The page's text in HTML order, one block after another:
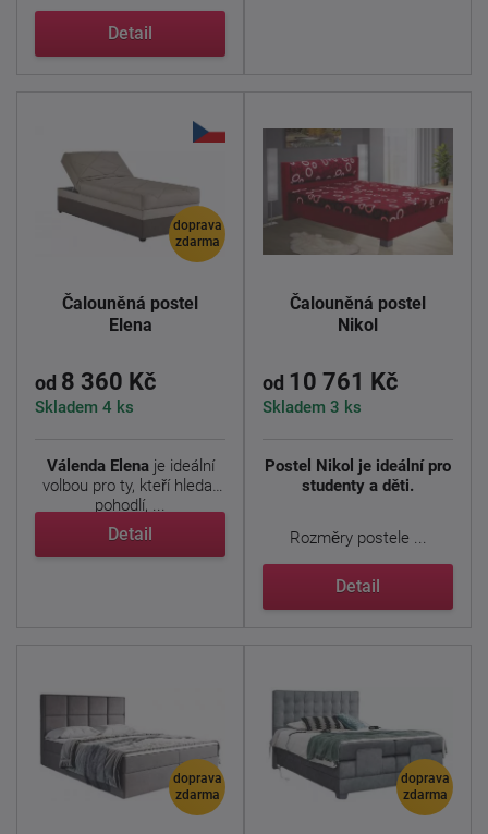
Detail
doprava
zdarma
Čalouněná postel
Elena
od 8 360 Kč
Skladem 4 ks
Válenda Elenaje ideální
volbou pro ty, kteří hledají
pohodlí, ...
Detail
Čalouněná postel
Nikol
od 10 761 Kč
Skladem 3 ks
Postel Nikol je ideální pro
studenty a děti.
Rozměry postele ...
Detail
doprava
zdarma
doprava
zdarma